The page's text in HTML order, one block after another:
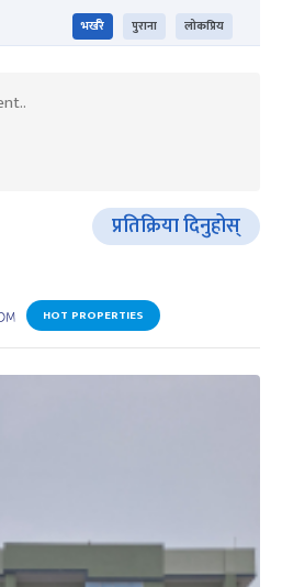
भर्खरै पुराना लोकप्रिय
प्रतिक्रिया दिनुहोस्
HOT PROPERTIES